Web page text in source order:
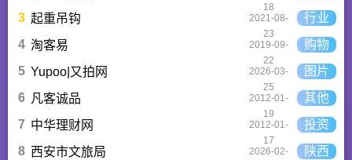
18
3 起重吊钩
2021-08-
23
行业
4 淘客易
2019-09-
22
购物
5 Yupoo|又拍网
2026-03-
25
图片
6 凡客诚品
2012-01-
19
其他
7 中华理财网
2012-01-
17
投资
8 西安市文旅局
2026-02-
陕西